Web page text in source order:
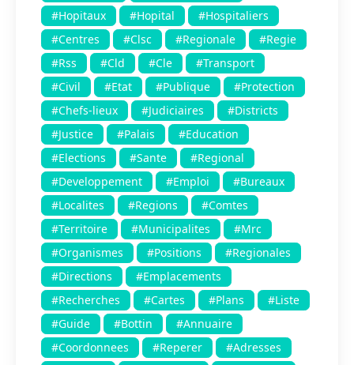
#Hopitaux
#Hopital
#Hospitaliers
#Centres
#Clsc #Regionale
#Regie
#Rss
#Cld #Cle
#Transport
#Civil
#Etat #Publique
#Protection
#Chefs-lieux
#Judiciaires
#Districts
#Justice
#Palais
#Education
#Elections
#Sante
#Regional
#Developpement
#Emploi
#Bureaux
#Localites
#Regions
#Comtes
#Territoire
#Municipalites
#Mrc
#Organismes
#Positions
#Regionales
#Directions
#Emplacements
#Recherches
#Cartes #Plans
#Liste
#Guide
#Bottin
#Annuaire
#Coordonnees
#Reperer
#Adresses